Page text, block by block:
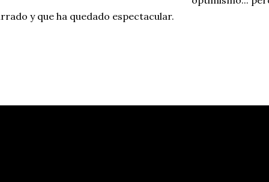
y que ha quedado espectacular.